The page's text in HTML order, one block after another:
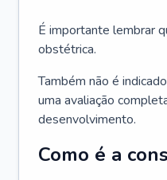
É importante lembrar
obstétrica.
Também não é
uma avaliação
desenvolvimento.
Como é a